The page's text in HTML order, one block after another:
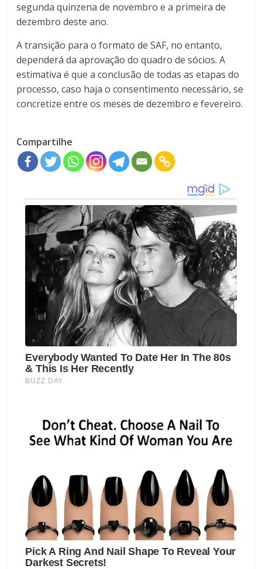
segunda quinzena de novembro e a primeira de
dezembro deste ano.
A transição para o formato de SAF, no entanto,
dependerá da aprovação do quadro de sócios. A
estimativa é que a conclusão de todas as etapas do
processo, caso haja o consentimento necessário, se
concretize entre os meses de dezembro e fevereiro.
Compartilhe